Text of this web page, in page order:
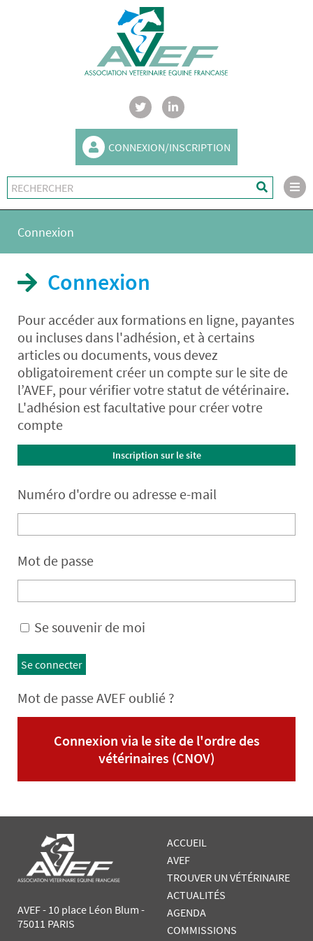
CONNEXION/INSCRIPTION
Connexion
Connexion
Pour accéder aux formations en ligne, payantes
ou incluses dans l'adhésion, et à certains
articles ou documents, vous devez
obligatoirement créer un compte sur le site de
l’AVEF, pour vérifier votre statut de vétérinaire.
L'adhésion est facultative pour créer votre
compte
Inscription sur le site
Numéro d'ordre ou adresse e-mail
Mot de passe
Se souvenir de moi
Se connecter
Mot de passe AVEF oublié ?
Connexion via le site de l'ordre des
vétérinaires (CNOV)
AVEF - 10 place Léon Blum -
75011 PARIS
ACCUEIL
AVEF
TROUVER UN VÉTÉRINAIRE
ACTUALITÉS
AGENDA
COMMISSIONS